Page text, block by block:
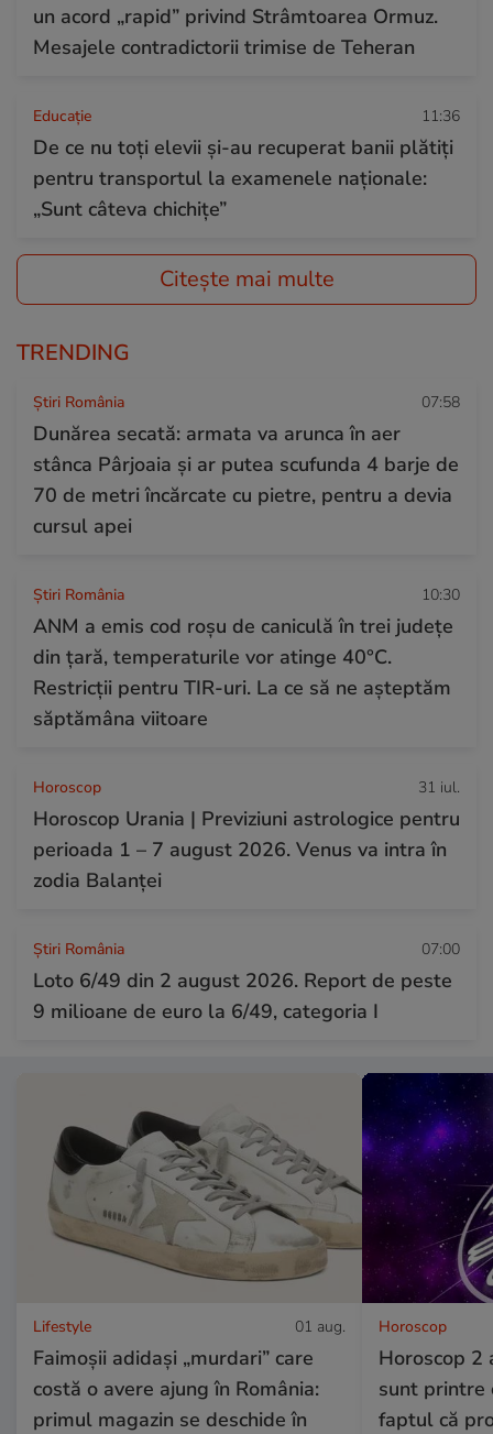
un acord „rapid” privind Strâmtoarea Ormuz.
Mesajele contradictorii trimise de Teheran
Educație 11:36
De ce nu toți elevii și-au recuperat banii plătiți
pentru transportul la examenele naționale:
„Sunt câteva chichițe”
Citește mai multe
TRENDING
Știri România 07:58
Dunărea secată: armata va arunca în aer
stânca Pârjoaia și ar putea scufunda 4 barje de
70 de metri încărcate cu pietre, pentru a devia
cursul apei
Știri România 10:30
ANM a emis cod roșu de caniculă în trei județe
din țară, temperaturile vor atinge 40°C.
Restricții pentru TIR-uri. La ce să ne așteptăm
săptămâna viitoare
Horoscop 31 iul.
Horoscop Urania | Previziuni astrologice pentru
perioada 1 – 7 august 2026. Venus va intra în
zodia Balanței
Știri România 07:00
Loto 6/49 din 2 august 2026. Report de peste
9 milioane de euro la 6/49, categoria I
Lifestyle 01 aug.
Faimoșii adidași „murdari” care
costă o avere ajung în România:
primul magazin se deschide în
Horoscop
Horoscop 2
sunt printre
faptul că